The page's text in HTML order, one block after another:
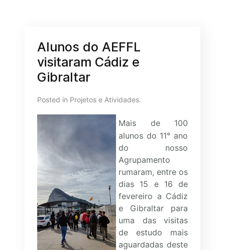
Alunos do AEFFL
visitaram Cádiz e
Gibraltar
Posted in Projetos e Atividades.
Mais de 100
alunos do 11° ano
do nosso
Agrupamento
rumaram, entre os
dias 15 e 16 de
fevereiro a Cádiz
e Gibraltar para
uma das visitas
de estudo mais
aguardadas deste